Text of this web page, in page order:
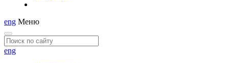
eng Меню
eng